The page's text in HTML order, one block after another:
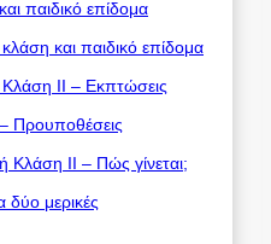
παιδικό επίδομα
και παιδικό επίδομα
II – Εκπτώσεις
Προυποθέσεις
Κλάση II – Πώς γίνεται;
δύο μερικές